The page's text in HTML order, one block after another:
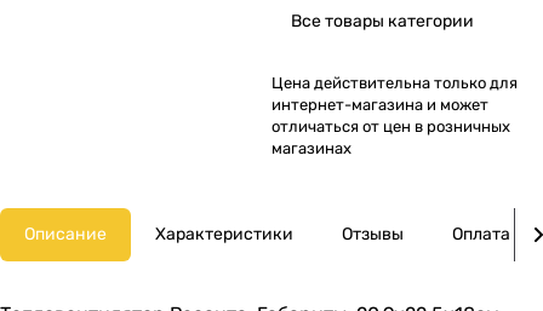
Все товары категории
Цена действительна только для
интернет-магазина и может
отличаться от цен в розничных
магазинах
Описание Характеристики Отзывы Оплата